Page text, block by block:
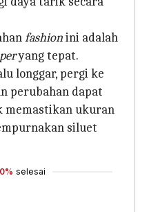
fashionini adalah
yang tepat.
longgar, pergi ke
perubahan dapat
memastikan ukuran
siluet
selesai